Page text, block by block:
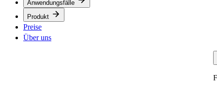
Anwendungsfälle
Produkt
Preise
Über uns